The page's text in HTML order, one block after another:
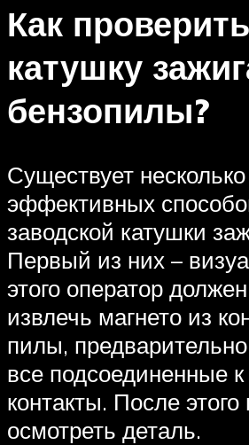
Как проверить
катушку
бензопилы?
Существует несколько
эффективных
заводской катушки
Первый из них –
этого оператор
извлечь магнето из
пилы,
все подсоединенные
контакты. После
осмотреть деталь.